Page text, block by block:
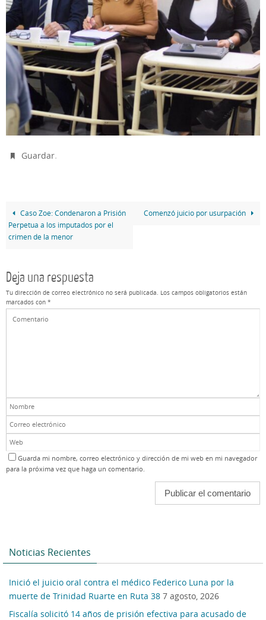
Guardar.
Caso Zoe: Condenaron a Prisión
Perpetua a los imputados por el
crimen de la menor
Comenzó juicio por usurpación
Deja una respuesta
Tu dirección de correo electrónico no será publicada. Los campos obligatorios están
marcados con *
Guarda mi nombre, correo electrónico y dirección de mi web en mi navegador
para la próxima vez que haga un comentario.
Noticias Recientes
Inició el juicio oral contra el médico Federico Luna por la
muerte de Trinidad Ruarte en Ruta 38 7 agosto, 2026
Fiscalía solicitó 14 años de prisión efectiva para acusado de